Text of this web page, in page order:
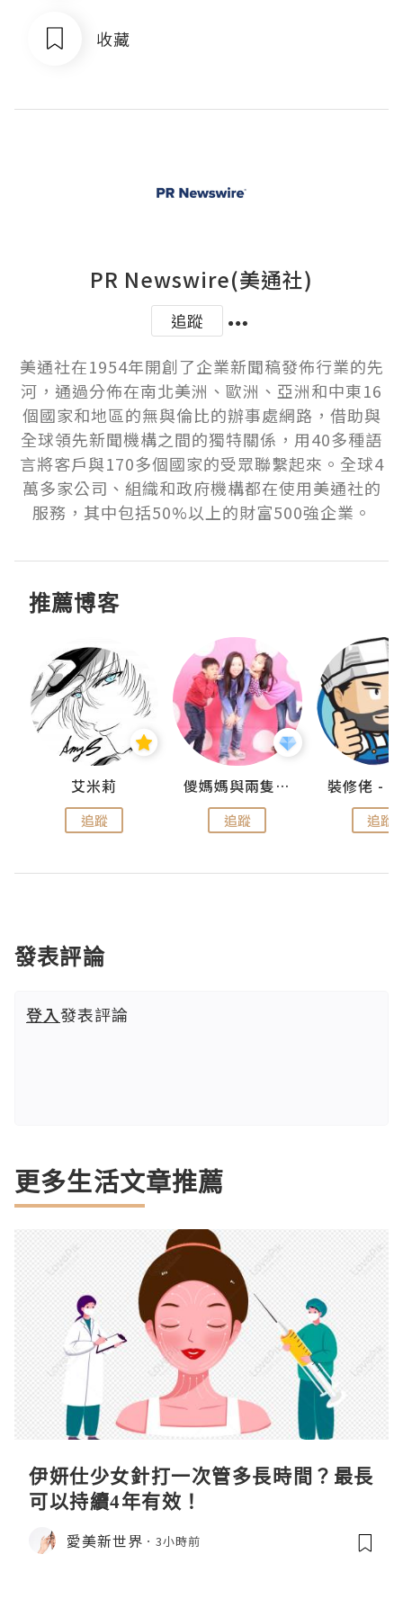
收藏
PR Newswire(美通社)
追蹤
美通社在1954年開創了企業新聞稿發佈行業的先
河，通過分佈在南北美洲、歐洲、亞洲和中東16
個國家和地區的無與倫比的辦事處網路，借助與
全球領先新聞機構之間的獨特關係，用40多種語
言將客戶與170多個國家的受眾聯繫起來。全球4
萬多家公司、組織和政府機構都在使用美通社的
服務，其中包括50%以上的財富500強企業。
推薦博客
艾米莉
追蹤
儍媽媽與兩隻小魔怪之家
追蹤 追蹤
發表評論
登入發表評論
更多生活文章推薦
伊妍仕少女針打一次管多長時間？最長
可以持續4年有效！
愛美新世界 3小時前